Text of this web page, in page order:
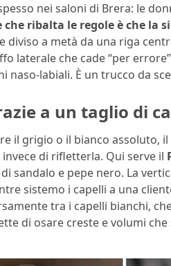
nei saloni di Brera: le
che ribalta le regole è che la
diviso a metà da una riga
laterale che cade “per
naso-labiali. È un trucco da
a un taglio di
il grigio o il bianco assoluto,
di rifletterla. Qui serve il
sandalo e pepe nero. La
sistemo i capelli a una
tra i capelli bianchi,
di osare creste e volumi